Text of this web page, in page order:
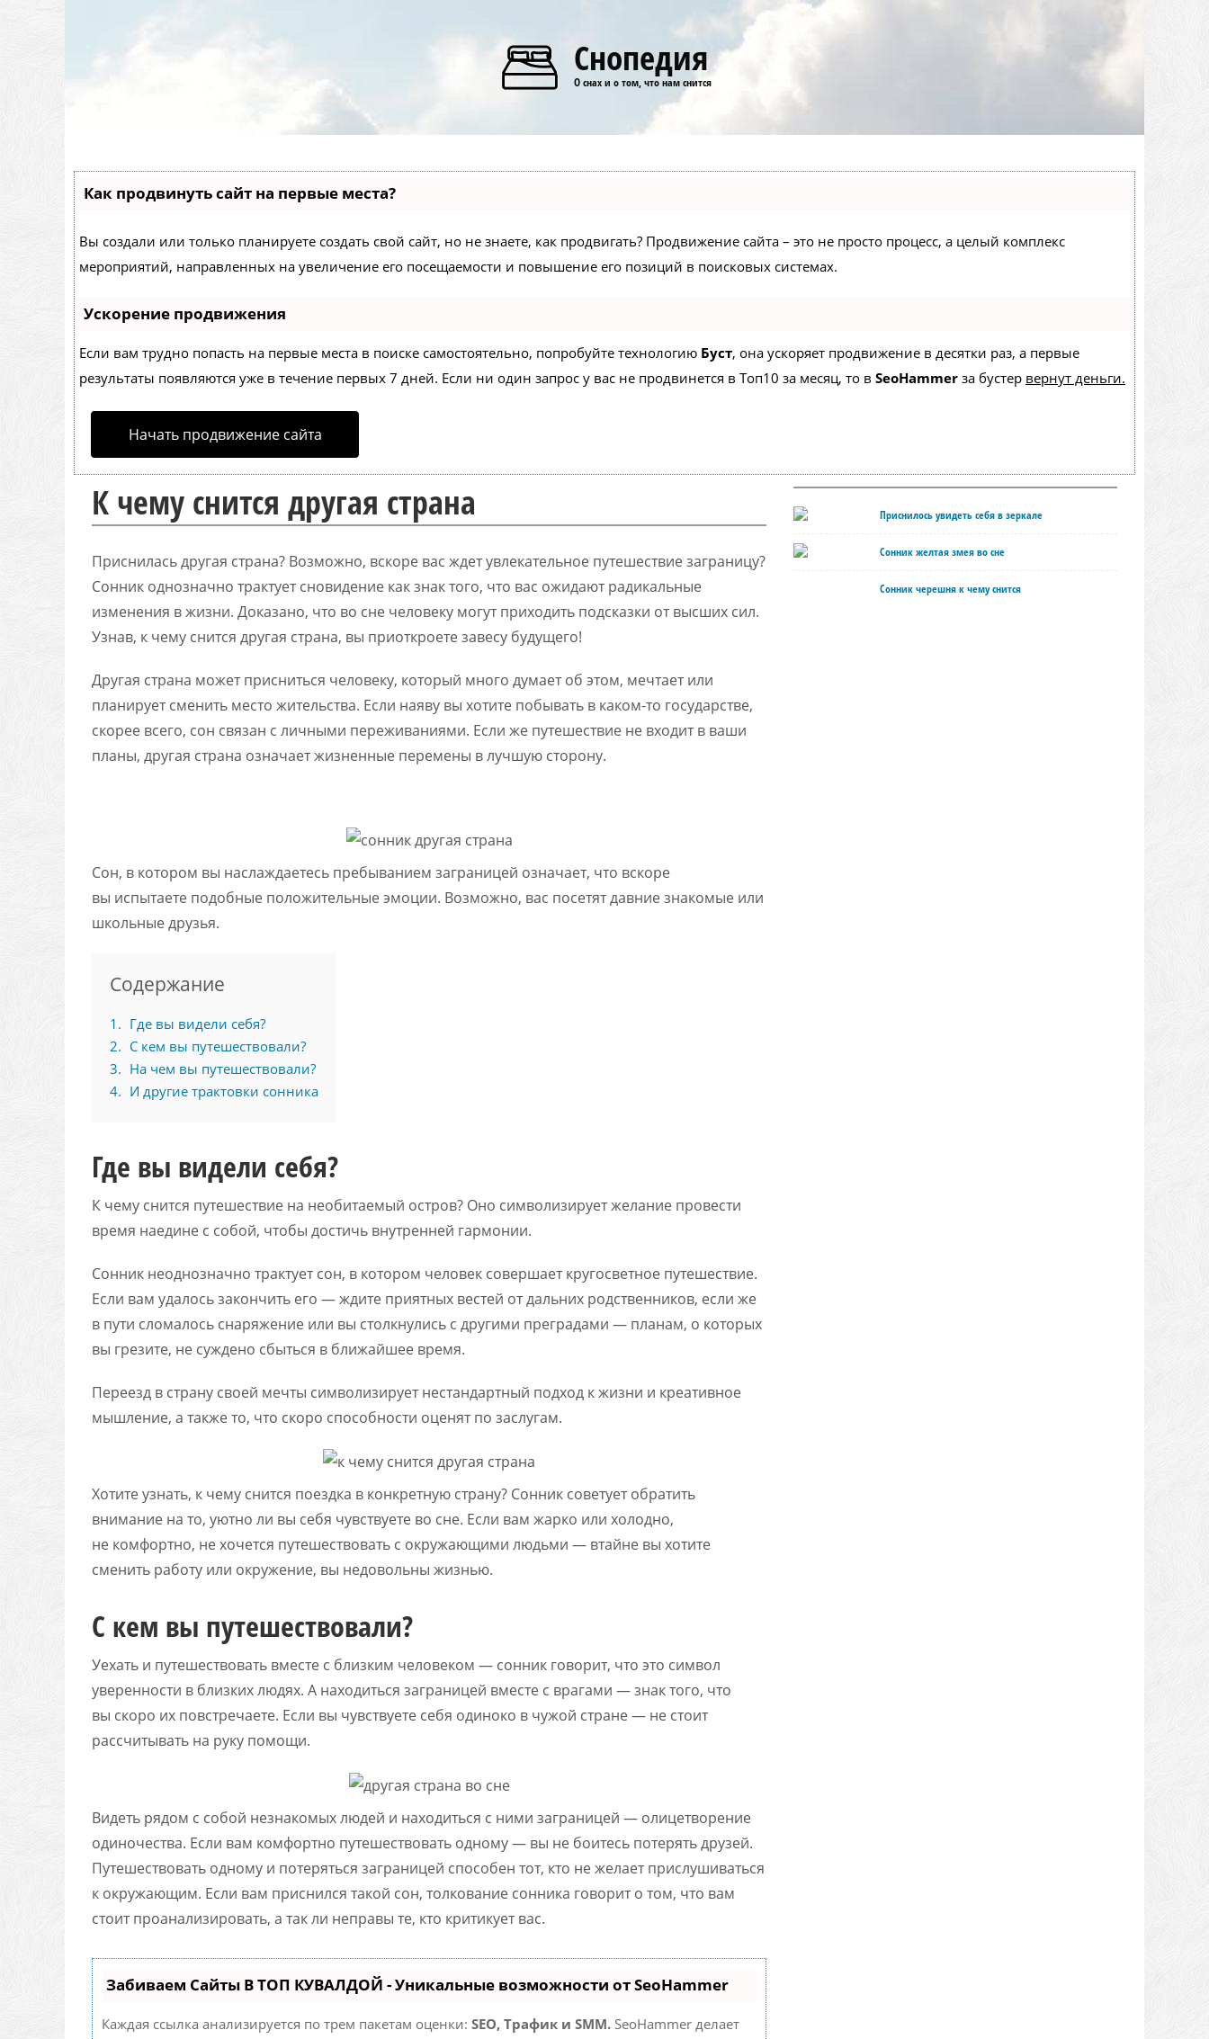
Снопедия
О снах и о том, что нам снится
Как продвинуть сайт на первые места?
Вы создали или только планируете создать свой сайт, но не знаете, как продвигать? Продвижение сайта – это не просто процесс, а целый комплекс
мероприятий, направленных на увеличение его посещаемости и повышение его позиций в поисковых системах.
Ускорение продвижения
Если вам трудно попасть на первые места в поиске самостоятельно, попробуйте технологию Буст, она ускоряет продвижение в десятки раз, а первые
результаты появляются уже в течение первых 7 дней. Если ни один запрос у вас не продвинется в Топ10 за месяц, то в SeoHammer за бустер вернут деньги.
Начать продвижение сайта
К чему снится другая страна
Приснилась другая страна? Возможно, вскоре вас ждет увлекательное путешествие заграницу?
Сонник однозначно трактует сновидение как знак того, что вас ожидают радикальные
изменения в жизни. Доказано, что во сне человеку могут приходить подсказки от высших сил.
Узнав, к чему снится другая страна, вы приоткроете завесу будущего!
Другая страна может присниться человеку, который много думает об этом, мечтает или
планирует сменить место жительства. Если наяву вы хотите побывать в каком-то государстве,
скорее всего, сон связан с личными переживаниями. Если же путешествие не входит в ваши
планы, другая страна означает жизненные перемены в лучшую сторону.
Сон, в котором вы наслаждаетесь пребыванием заграницей означает, что вскоре
вы испытаете подобные положительные эмоции. Возможно, вас посетят давние знакомые или
школьные друзья.
Содержание
1
Где вы видели себя?
2
С кем вы путешествовали?
3
На чем вы путешествовали?
4
И другие трактовки сонника
Где вы видели себя?
К чему снится путешествие на необитаемый остров? Оно символизирует желание провести
время наедине с собой, чтобы достичь внутренней гармонии.
Сонник неоднозначно трактует сон, в котором человек совершает кругосветное путешествие.
Если вам удалось закончить его — ждите приятных вестей от дальних родственников, если же
в пути сломалось снаряжение или вы столкнулись с другими преградами — планам, о которых
вы грезите, не суждено сбыться в ближайшее время.
Переезд в страну своей мечты символизирует нестандартный подход к жизни и креативное
мышление, а также то, что скоро способности оценят по заслугам.
Хотите узнать, к чему снится поездка в конкретную страну? Сонник советует обратить
внимание на то, уютно ли вы себя чувствуете во сне. Если вам жарко или холодно,
не комфортно, не хочется путешествовать с окружающими людьми — втайне вы хотите
сменить работу или окружение, вы недовольны жизнью.
С кем вы путешествовали?
Уехать и путешествовать вместе с близким человеком — сонник говорит, что это символ
уверенности в близких людях. А находиться заграницей вместе с врагами — знак того, что
вы скоро их повстречаете. Если вы чувствуете себя одиноко в чужой стране — не стоит
рассчитывать на руку помощи.
Видеть рядом с собой незнакомых людей и находиться с ними заграницей — олицетворение
одиночества. Если вам комфортно путешествовать одному — вы не боитесь потерять друзей.
Путешествовать одному и потеряться заграницей способен тот, кто не желает прислушиваться
к окружающим. Если вам приснился такой сон, толкование сонника говорит о том, что вам
стоит проанализировать, а так ли неправы те, кто критикует вас.
Забиваем Сайты В ТОП КУВАЛДОЙ - Уникальные возможности от SeoHammer
Каждая ссылка анализируется по трем пакетам оценки: SEO, Трафик и SMM. SeoHammer делает
Приснилось увидеть себя в зеркале
Сонник желтая змея во сне
Сонник черешня к чему снится